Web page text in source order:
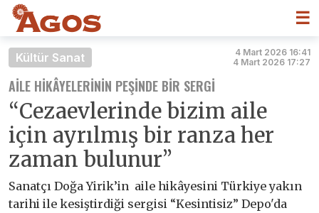
☰
Kültür Sanat
4 Mart 2026 16:41
4 Mart 2026 17:27
AILE HIKÂYELERININ PEŞINDE BIR SERGI
“Cezaevlerinde bizim aile
için ayrılmış bir ranza her
zaman bulunur”
Sanatçı Doğa Yirik’in aile hikâyesini Türkiye yakın
tarihi ile kesiştirdiği sergisi “Kesintisiz” Depo'da